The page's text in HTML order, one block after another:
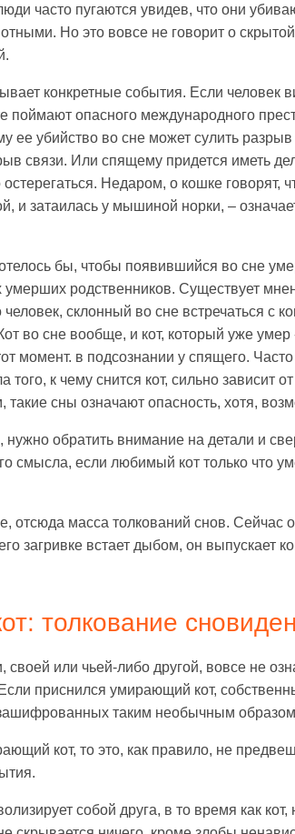
часто пугаются увидев, что они
Но это вовсе не говорит о скрытой
конкретные события. Если человек
поймают опасного международного
ее убийство во сне может сулить
связи. Или спящему придется иметь
Недаром, о кошке говорят,
и затаилась у мышиной норки, –
бы, чтобы появившийся во сне
умерших родственников. Существует
человек, склонный во сне встречаться
во сне вообще, и кот, который уже
момент. в подсознании у спящего.
к чему снится кот, сильно зависит
такие сны означают опасность, хотя,
нужно обратить внимание на детали и
смысла, если любимый кот только что
отсюда масса толкований снов. Сейчас
загривке встает дыбом, он выпускает
толкование
или чьей-либо другой, вовсе не
Если приснился умирающий кот,
таким необычным
кот, то это, как правило, не
собой друга, в то время как